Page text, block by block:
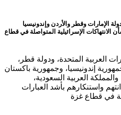
الإمارات وقطر والأردن وإندونيسيا
الانتهاكات الإسرائيلية المتواصلة في قطاع
العربية المتحدة، ودولة قطر،
إندونيسيا، وجمهورية باكستان
والمملكة العربية السعودية،
واستنكارهم بأشد العبارات
في قطاع غزة